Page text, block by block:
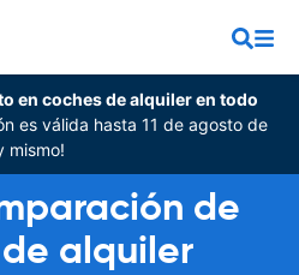
en coches de alquiler en todo
es válida hasta 11 de agosto de
mismo!
de
alquiler